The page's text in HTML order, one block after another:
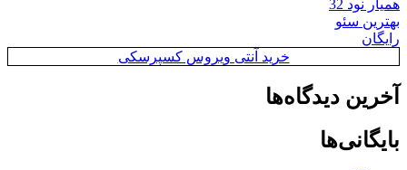
همیار نود 32
بهترین سئو
رایگان
خرید آنتی ویروس کسپرسکی
آخرین دیدگاه‌ها
بایگانی‌ها